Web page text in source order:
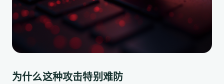
为什么这种攻击特别难防